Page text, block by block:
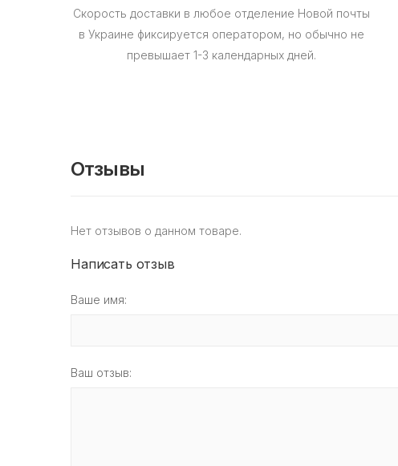
Скорость доставки в любое отделение Новой почты
в Украине фиксируется оператором, но обычно не
превышает 1-3 календарных дней.
Отзывы
Нет отзывов о данном товаре.
Написать отзыв
Ваше имя:
Ваш отзыв: